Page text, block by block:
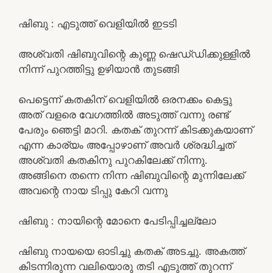
ഷിബു : എടുത്ത് വെളിയിൽ ഇടടി
അശ്വതി ഷിബുവിന്റെ കുണ്ണ ഷെഡ്‌ഡിക്കുള്ളിൽ
നിന്ന് പുറത്തിട്ടു ഉഴിയാൻ തുടങ്ങി
പെട്ടെന്ന് കതകിന് വെളിയിൽ ഒരനക്കം കെട്ടു
അത് വളരെ വേഗത്തിൽ അടുത്ത് വന്നു രണ്ട്
പേരും ഞെട്ടി മാറി. കതക് തുറന്ന് കിടക്കുകയാണ്
എന്ന കാര്യം അപ്പോഴാണ് അവർ ശ്രദ്ധിച്ചത്
അശ്വതി കതകിനു പുറകിലേക്ക് നിന്നു.
അങ്ങിനെ തന്നെ നിന്ന ഷിബുവിന്റെ മുന്നിലേക്ക്
അവന്റെ നായ ടിപ്പു കേറി വന്നു
ഷിബു : നായിന്റെ മോനെ പേടിപ്പിച്ചല്ലോ
ഷിബു നായയെ ഓടിച്ചു കതക് അടച്ചു. അകത്ത്
കിടന്നിരുന്ന വലിയൊരു തടി എടുത്ത് തുറന്ന്